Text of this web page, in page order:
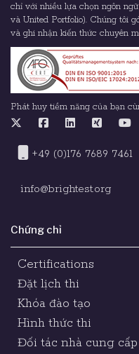
chỉ với nhiều lựa chọn ngôn
và United Portfolio). Chúng tôi
và ghi nhận kiến thức chuyên
Phát huy tiềm năng của bạn
+49 (0)176 7689 7461
info@brightest.org
Chứng chỉ
Certifications
Đặt lịch thi
Khóa đào tạo
Hình thức thi
Đối tác nhà cung